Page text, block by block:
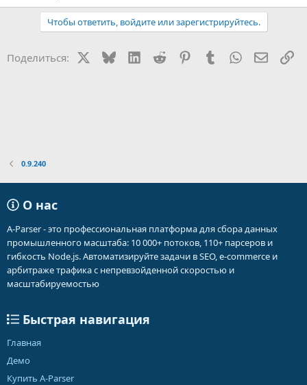
Чтобы ответить, войдите или зарегистрируйтесь.
Поделиться: BlueskyLinkedIn
Reddit PinterestTumblr WhatsApp
0.9.240
О нас
A-Parser - это профессиональная платформа для сбора данных
промышленного масштаба: 10 000+ потоков, 110+ парсеров и
гибкость Node.js. Автоматизируйте задачи в SEO, e-commerce и
арбитраже трафика с непревзойденной скоростью и
масштабируемостью
Быстрая навигация
Главная
Демо
Купить A-Parser